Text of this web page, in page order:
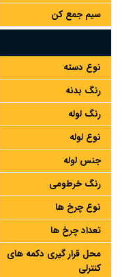
سیم جمع کن
نوع دسته
رنگ بدنه
رنگ لوله
نوع لوله
جنس لوله
رنگ خرطومی
نوع چرخ ها
تعداد چرخ ها
محل قرار گیری دکمه های
کنترلی